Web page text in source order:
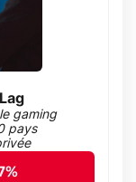
gaming
pays